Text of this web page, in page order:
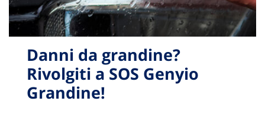
Danni da grandine?
Rivolgiti a SOS Genyio
Grandine!